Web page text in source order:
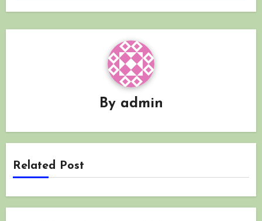
By admin
Related Post